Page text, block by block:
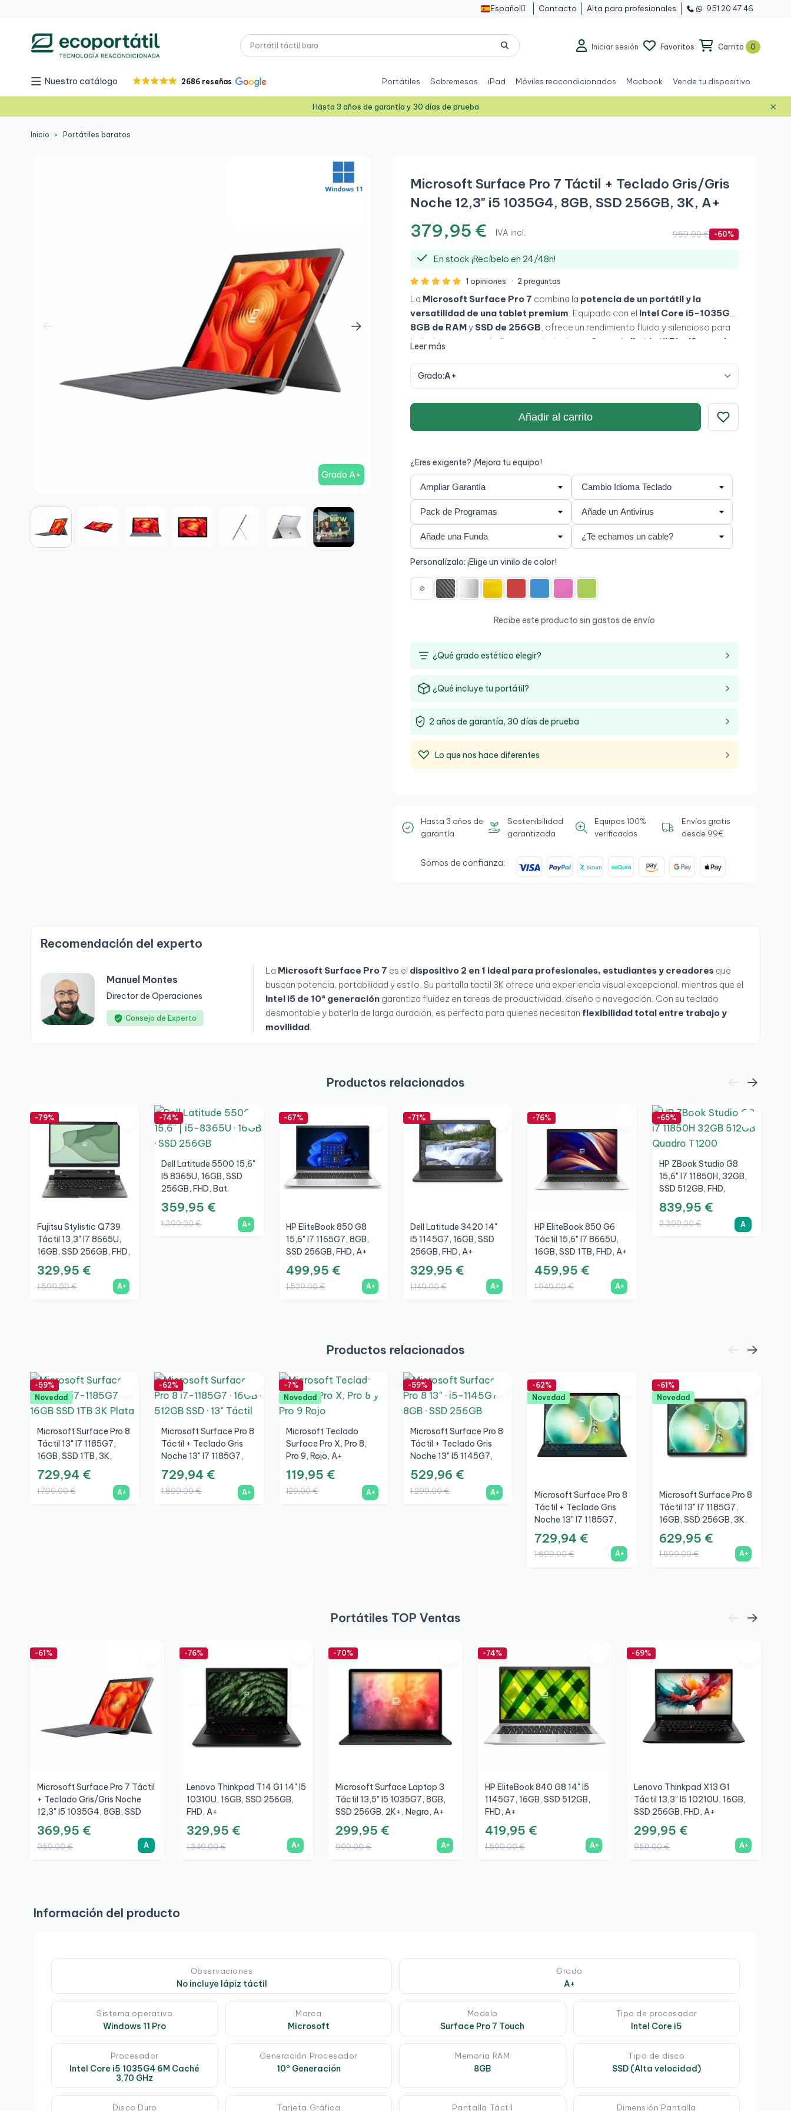
Español  Contacto Alta para profesionales 951 20 47 46
Iniciar sesión Favoritos Carrito 0
Nuestro catálogo 2686 reseñas Portátiles Sobremesas iPad Móviles reacondicionados Macbook Vende tu dispositivo
Hasta 3 años de garantía y 30 días de prueba ×
Inicio Portátiles baratos
Grado A+ Grado A+
Microsoft Surface Pro 7 Táctil + Teclado Gris/Gris
Noche 12,3" i5 1035G4, 8GB, SSD 256GB, 3K, A+
379,95 € IVA incl. 959,00 € -60%
En stock ¡Recíbelo en 24/48h!
1 opiniones · 2 preguntas
La Microsoft Surface Pro 7 combina la potencia de un portátil y la
versatilidad de una tablet premium. Equipada con el Intel Core i5-1035G4
8GB de RAMy SSD de 256GB, ofrece un rendimiento fluido y silencioso para
trabajar, crear o estudiar en cualquier lugar. Su
pantalla táctil PixelSense de
permite alternar fácilmente entre modo tablet y portátil. Ideal para
profesionales que buscan
Leer más
Grado:A+
Añadir al carrito
¿Eres exigente? ¡Mejora tu equipo!
Personalízalo: ¡Elige un vinilo de color!
Recibe este producto sin gastos de envío
¿Qué grado estético elegir?
¿Qué incluye tu portátil?
2 años de garantía, 30 días de prueba
Lo que nos hace diferentes
Hasta 3 años de
garantía
Sostenibilidad
garantizada
Equipos 100%
verificados
Envíos gratis
desde 99€
Somos de confianza:
Recomendación del experto
Manuel Montes
Director de Operaciones
Consejo de Experto
La Microsoft Surface Pro 7 es el dispositivo 2 en 1 ideal para profesionales, estudiantes y creadoresque
buscan potencia, portabilidad y estilo. Su pantalla táctil 3K ofrece una experiencia visual excepcional, mientras que el
Intel i5 de 10ª generacióngarantiza fluidez en tareas de productividad, diseño o navegación. Con su teclado
desmontable y batería de larga duración, es perfecta para quienes necesitan flexibilidad total entre trabajo y
movilidad.
Productos relacionados
-79%
Fujitsu Stylistic Q739
Táctil 13,3" I7 8665U,
16GB, SSD 256GB, FHD,
A+
329,95 €
1.599,00 € A+
-74%
Dell Latitude 5500 15,6"
I5 8365U, 16GB, SSD
256GB, FHD, Bat.
Nueva, A+
359,95 €
1.399,00 € A+
-67%
HP EliteBook 850 G8
15,6" I7 1165G7, 8GB,
SSD 256GB, FHD, A+
499,95 €
1.529,00 € A+
-71%
Dell Latitude 3420 14"
I5 1145G7, 16GB, SSD
256GB, FHD, A+
329,95 €
1.149,00 € A+
-76%
HP EliteBook 850 G6
Táctil 15,6" I7 8665U,
16GB, SSD 1TB, FHD, A+
459,95 €
1.949,00 € A+
-65%
HP ZBook Studio G8
15,6" I7 11850H, 32GB,
SSD 512GB, FHD,
NVIDIA Quadro T1200
4GB, A
839,95 €
2.399,00 € A
Productos relacionados
-59%
Novedad
Microsoft Surface Pro 8
Táctil 13" I7 1185G7,
16GB, SSD 1TB, 3K,
Plata, A+
729,94 €
1.799,00 € A+
-62%
Microsoft Surface Pro 8
Táctil + Teclado Gris
Noche 13" I7 1185G7,
16GB, SSD 512GB, 3K,
Plata, A+
729,94 €
1.899,00 € A+
-7%
Novedad
Microsoft Teclado
Surface Pro X, Pro 8,
Pro 9, Rojo, A+
119,95 €
129,00 € A+
-59%
Microsoft Surface Pro 8
Táctil + Teclado Gris
Noche 13" I5 1145G7,
8GB, SSD 256GB, 3K,
Plata, A+
529,96 €
1.299,00 € A+
-62%
Novedad
Microsoft Surface Pro 8
Táctil + Teclado Gris
Noche 13" I7 1185G7,
16GB, SSD 512GB, 3K,
Grafito, A+
729,94 €
1.899,00 € A+
-61%
Novedad
Microsoft Surface Pro 8
Táctil 13" I7 1185G7,
16GB, SSD 256GB, 3K,
Plata, A+
629,95 €
1.599,00 € A+
Portátiles TOP Ventas
-61%
Microsoft Surface Pro 7 Táctil
+ Teclado Gris/Gris Noche
12,3" I5 1035G4, 8GB, SSD
256GB, 3K, A
369,95 €
959,00 € A
-76%
Lenovo Thinkpad T14 G1 14" I5
10310U, 16GB, SSD 256GB,
FHD, A+
329,95 €
1.349,00 € A+
-70%
Microsoft Surface Laptop 3
Táctil 13,5" I5 1035G7, 8GB,
SSD 256GB, 2K+, Negro, A+
299,95 €
999,00 € A+
-74%
HP EliteBook 840 G8 14" I5
1145G7, 16GB, SSD 512GB,
FHD, A+
419,95 €
1.599,00 € A+
-69%
Lenovo Thinkpad X13 G1
Táctil 13,3" I5 10210U, 16GB,
SSD 256GB, FHD, A+
299,95 €
959,00 € A+
Información del producto
Observaciones
No incluye lápiz táctil
Grado
A+
Sistema operativo
Windows 11 Pro
Marca
Microsoft
Modelo
Surface Pro 7 Touch
Tipo de procesador
Intel Core i5
Procesador
Intel Core i5 1035G4 6M Caché
3,70 GHz
Generación Procesador
10º Generación
Memoria RAM
8GB
Tipo de disco
SSD (Alta velocidad)
Disco Duro Tarjeta Gráfica Pantalla Táctil Dimensión Pantalla